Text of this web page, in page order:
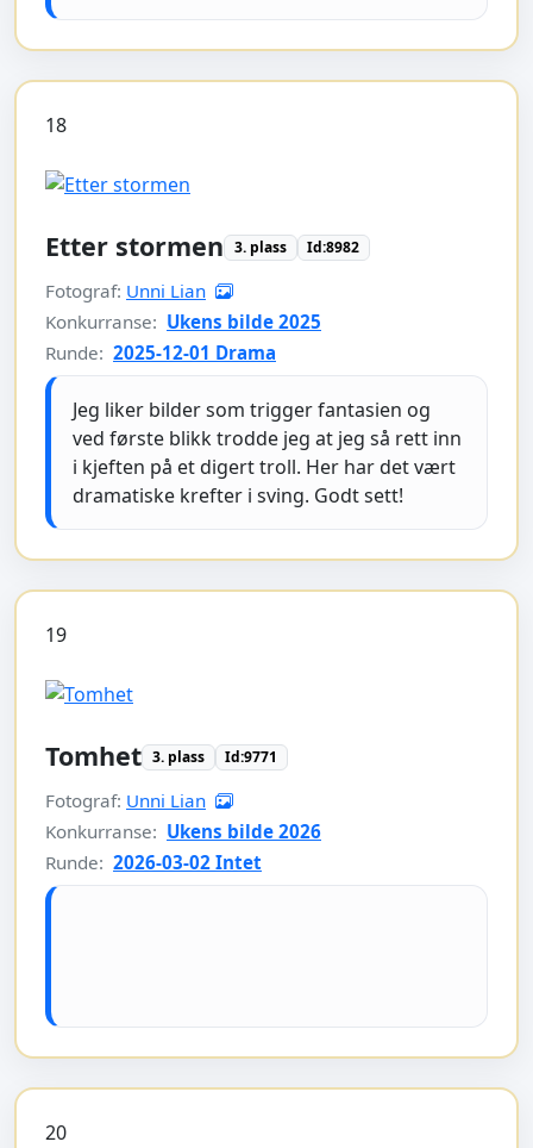
18
Etter stormen 3. plass Id:8982
Fotograf: Unni Lian
Konkurranse: Ukens bilde 2025
Runde: 2025-12-01 Drama
Jeg liker bilder som trigger fantasien og
ved første blikk trodde jeg at jeg så rett inn
i kjeften på et digert troll. Her har det vært
dramatiske krefter i sving. Godt sett!
19
Tomhet 3. plass Id:9771
Fotograf: Unni Lian
Konkurranse: Ukens bilde 2026
Runde: 2026-03-02 Intet
20